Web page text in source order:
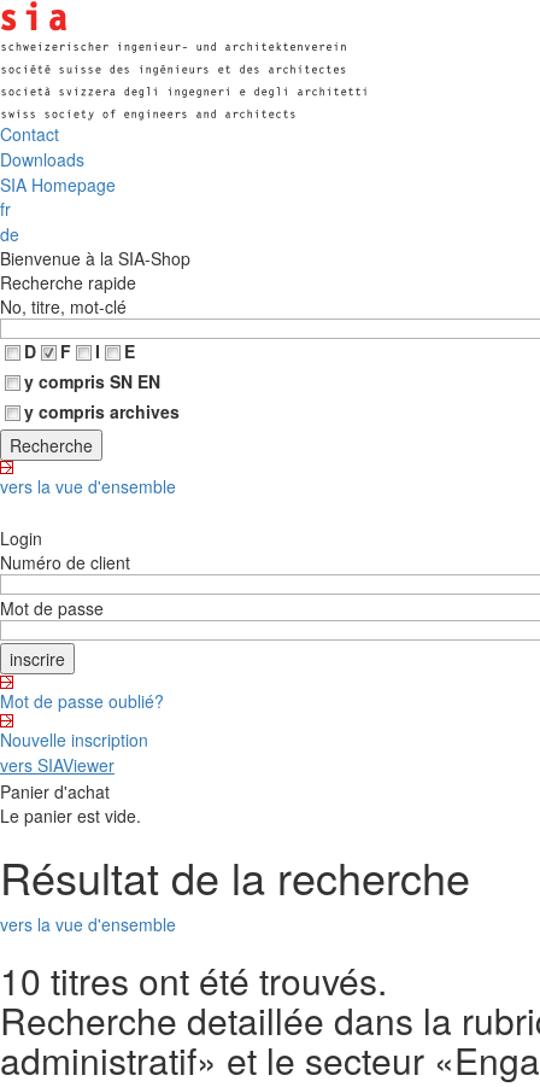
Contact
Downloads
SIA Homepage
fr
de
Bienvenue à la SIA-Shop
Recherche rapide
No, titre, mot-clé
D
F I
E
y compris SN EN
y compris archives
vers la vue d'ensemble
Login
Numéro de client
Mot de passe
Mot de passe oublié?
Nouvelle inscription
vers SIAViewer
Panier d'achat
Le panier est vide.
Résultat de la recherche
vers la vue d'ensemble
10 titres ont été trouvés.
Recherche detaillée dans la
administratif» et le secteur